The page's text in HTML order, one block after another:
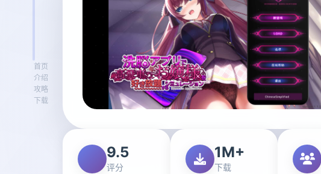
首页
介绍
攻略
下载
9.5
评分
1M+
下载